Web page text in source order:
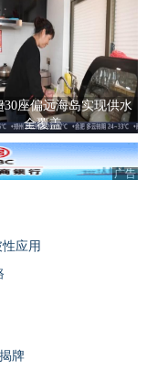
30座偏远海岛实现供水
全覆盖
广告
应用
牌